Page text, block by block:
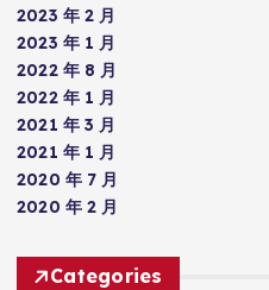
2023 年 2 月
2023 年 1 月
2022 年 8 月
2022 年 1 月
2021 年 3 月
2021 年 1 月
2020 年 7 月
2020 年 2 月
Categories